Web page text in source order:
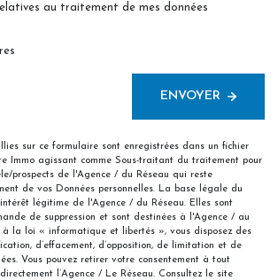
au traitement de mes données
ENVOYER
sur ce formulaire sont enregistrées dans un fichier
Immo agissant comme Sous-traitant du traitement pour
prospects de l'Agence / du Réseau qui reste
de vos Données personnelles. La base légale du
légitime de l'Agence / du Réseau. Elles sont
de suppression et sont destinées à l'Agence / au
à la loi « informatique et libertés », vous disposez des
d’effacement, d’opposition, de limitation et de
Vous pouvez retirer votre consentement à tout
l’Agence / Le Réseau. Consultez le site